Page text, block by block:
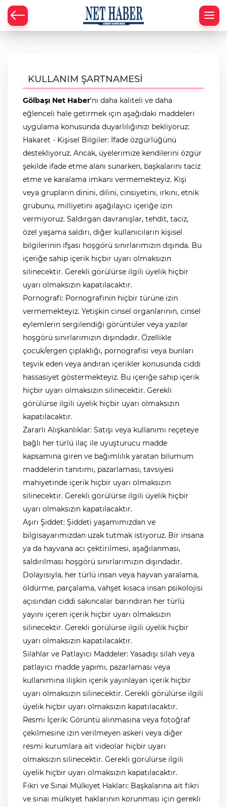
KULLANIM ŞARTNAMESİ
Gölbaşı Net Haber‘nı daha kaliteli ve daha
eğlenceli hale getirmek için aşağıdaki maddeleri
uygulama konusunda duyarlılığınızı bekliyoruz:
Hakaret - Kişisel Bilgiler: İfade özgürlüğünü
destekliyoruz. Ancak, üyelerimize kendilerini özgür
şekilde ifade etme alanı sunarken, başkalarını taciz
etme ve karalama imkanı vermemekteyiz. Kişi
veya grupların dinini, dilini, cinsiyetini, ırkını, etnik
grubunu, milliyetini aşağılayıcı içeriğe izin
vermiyoruz. Saldırgan davranışlar, tehdit, taciz,
özel yaşama saldırı, diğer kullanıcıların kişisel
bilgilerinin ifşası hoşgörü sınırlarımızın dışında. Bu
içeriğe sahip içerik hiçbir uyarı olmaksızın
silinecektir. Gerekli görülürse ilgili üyelik hiçbir
uyarı olmaksızın kapatılacaktır.
Pornografi: Pornografinin hiçbir türüne izin
vermemekteyiz. Yetişkin cinsel organlarının, cinsel
eylemlerin sergilendiği görüntüler veya yazılar
hoşgörü sınırlarımızın dışındadır. Özellikle
çocuk/ergen çıplaklığı, pornografisi veya bunları
teşvik eden veya andıran içerikler konusunda ciddi
hassasiyet göstermekteyiz. Bu içeriğe sahip içerik
hiçbir uyarı olmaksızın silinecektir. Gerekli
görülürse ilgili üyelik hiçbir uyarı olmaksızın
kapatılacaktır.
Zararlı Alışkanlıklar: Satışı veya kullanımı reçeteye
bağlı her türlü ilaç ile uyuşturucu madde
kapsamına giren ve bağımlılık yaratan bilumum
maddelerin tanıtımı, pazarlaması, tavsiyesi
mahiyetinde içerik hiçbir uyarı olmaksızın
silinecektir. Gerekli görülürse ilgili üyelik hiçbir
uyarı olmaksızın kapatılacaktır.
Aşırı Şiddet: Şiddeti yaşamımızdan ve
bilgisayarımızdan uzak tutmak istiyoruz. Bir insana
ya da hayvana acı çektirilmesi, aşağılanması,
saldırılması hoşgörü sınırlarımızın dışındadır.
Dolayısıyla, her türlü insan veya hayvan yaralama,
öldürme, parçalama, vahşet kısaca insan psikolojisi
açısından ciddi sakıncalar barındıran her türlü
yayını içeren içerik hiçbir uyarı olmaksızın
silinecektir. Gerekli görülürse ilgili üyelik hiçbir
uyarı olmaksızın kapatılacaktır.
Silahlar ve Patlayıcı Maddeler: Yasadışı silah veya
patlayıcı madde yapımı, pazarlaması veya
kullanımına ilişkin içerik yayınlayan içerik hiçbir
uyarı olmaksızın silinecektir. Gerekli görülürse ilgili
üyelik hiçbir uyarı olmaksızın kapatılacaktır.
Resmi İçerik: Görüntü alınmasına veya fotoğraf
çekilmesine izin verilmeyen askeri veya diğer
resmi kurumlara ait videolar hiçbir uyarı
olmaksızın silinecektir. Gerekli görülürse ilgili
üyelik hiçbir uyarı olmaksızın kapatılacaktır.
Fikri ve Sınai Mülkiyet Hakları: Başkalarına ait fikri
ve sınai mülkiyet haklarının korunması için gerekli